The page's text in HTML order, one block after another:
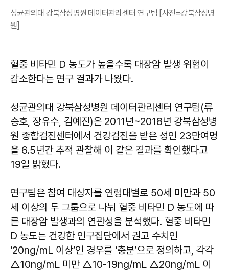
성균관의대 강북삼성병원 데이터관리센터 연구팀 [사진=강북삼성병
원]
혈중 비타민 D 농도가 높을수록 대장암 발생 위험이
감소한다는 연구 결과가 나왔다.
성균관의대 강북삼성병원 데이터관리센터 연구팀(류
승호, 장유수, 김예진)은 2011년~2018년 강북삼성병
원 종합검진센터에서 건강검진을 받은 성인 23만여명
을 6.5년간 추적 관찰해 이 같은 결과를 확인했다고
19일 밝혔다.
연구팀은 참여 대상자를 연령대별로 50세 미만과 50
세 이상의 두 그룹으로 나눠 혈중 비타민 D 농도에 따
른 대장암 발생과의 연관성을 분석했다. 혈중 비타민
D 농도는 건강한 인구집단에서 권고 수치인
‘20ng/mL 이상’인 경우를 ‘충분’으로 정의하고, 각각
△10ng/mL 미만 △10-19ng/mL △20ng/mL 이